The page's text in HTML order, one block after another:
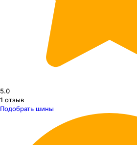
5.0
1 отзыв
Подобрать шины